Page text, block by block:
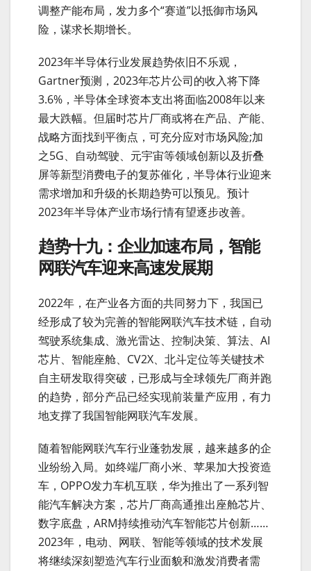
调整产能布局，发力多个“赛道”以抵御市场风
险，谋求长期增长。
2023年半导体行业发展趋势依旧不乐观，
Gartner预测，2023年芯片公司的收入将下降
3.6%，半导体全球资本支出将面临2008年以来
最大跌幅。但届时芯片厂商或将在产品、产能、
战略方面找到平衡点，可充分应对市场风险;加
之5G、自动驾驶、元宇宙等领域创新以及折叠
屏等新型消费电子的复苏催化，半导体行业迎来
需求增加和升级的长期趋势可以预见。预计
2023年半导体产业市场行情有望逐步改善。
趋势十九：企业加速布局，智能
网联汽车迎来高速发展期
2022年，在产业各方面的共同努力下，我国已
经形成了较为完善的智能网联汽车技术链，自动
驾驶系统集成、激光雷达、控制决策、算法、AI
芯片、智能座舱、CV2X、北斗定位等关键技术
自主研发取得突破，已形成与全球领先厂商并跑
的趋势，部分产品已经实现前装量产应用，有力
地支撑了我国智能网联汽车发展。
随着智能网联汽车行业蓬勃发展，越来越多的企
业纷纷入局。如终端厂商小米、苹果加大投资造
车，OPPO发力车机互联，华为推出了一系列智
能汽车解决方案，芯片厂商高通推出座舱芯片、
数字底盘，ARM持续推动汽车智能芯片创新……
2023年，电动、网联、智能等领域的技术发展
将继续深刻塑造汽车行业面貌和激发消费者需